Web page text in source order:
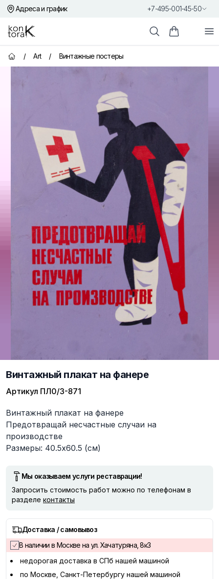
Адреса и график +7-495-001-45-50
Контора К
ПоискКорзина
Главная страница
/ Art / Винтажные постеры
Винтажный плакат на фанере
Артикул ПЛ0/3-871
Описание
Винтажный плакат на фанере
Предотвращай несчастные случаи на
производстве
Размеры: 40.5х60.5 (см)
Мы оказываем услуги реставрации!
Запросить стоимость работ можно по телефонам в
разделе контакты
Доставка / самовывоз
В наличии в Москве на ул. Хачатуряна, 8к3
недорогая доставка в СПб нашей машиной
по Москве, Санкт-Петербургу нашей машиной